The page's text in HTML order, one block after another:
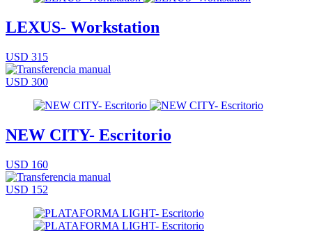
LEXUS- Workstation
USD 315
USD 300
NEW CITY- Escritorio
USD 160
USD 152